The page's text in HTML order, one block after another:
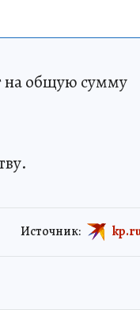
на общую сумму
Источник: